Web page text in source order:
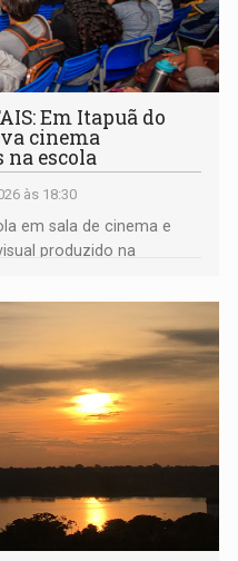
Em Itapuã do
cinema
na escola
às 18:30
em sala de cinema e
produzido na